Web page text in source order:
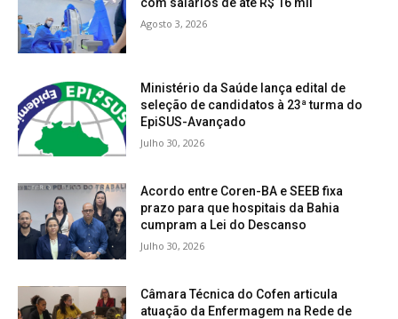
Agosto 3, 2026
Ministério da Saúde lança edital de
seleção de candidatos à 23ª turma do
EpiSUS-Avançado
Julho 30, 2026
Acordo entre Coren-BA e SEEB fixa
prazo para que hospitais da Bahia
cumpram a Lei do Descanso
Julho 30, 2026
Câmara Técnica do Cofen articula
atuação da Enfermagem na Rede de